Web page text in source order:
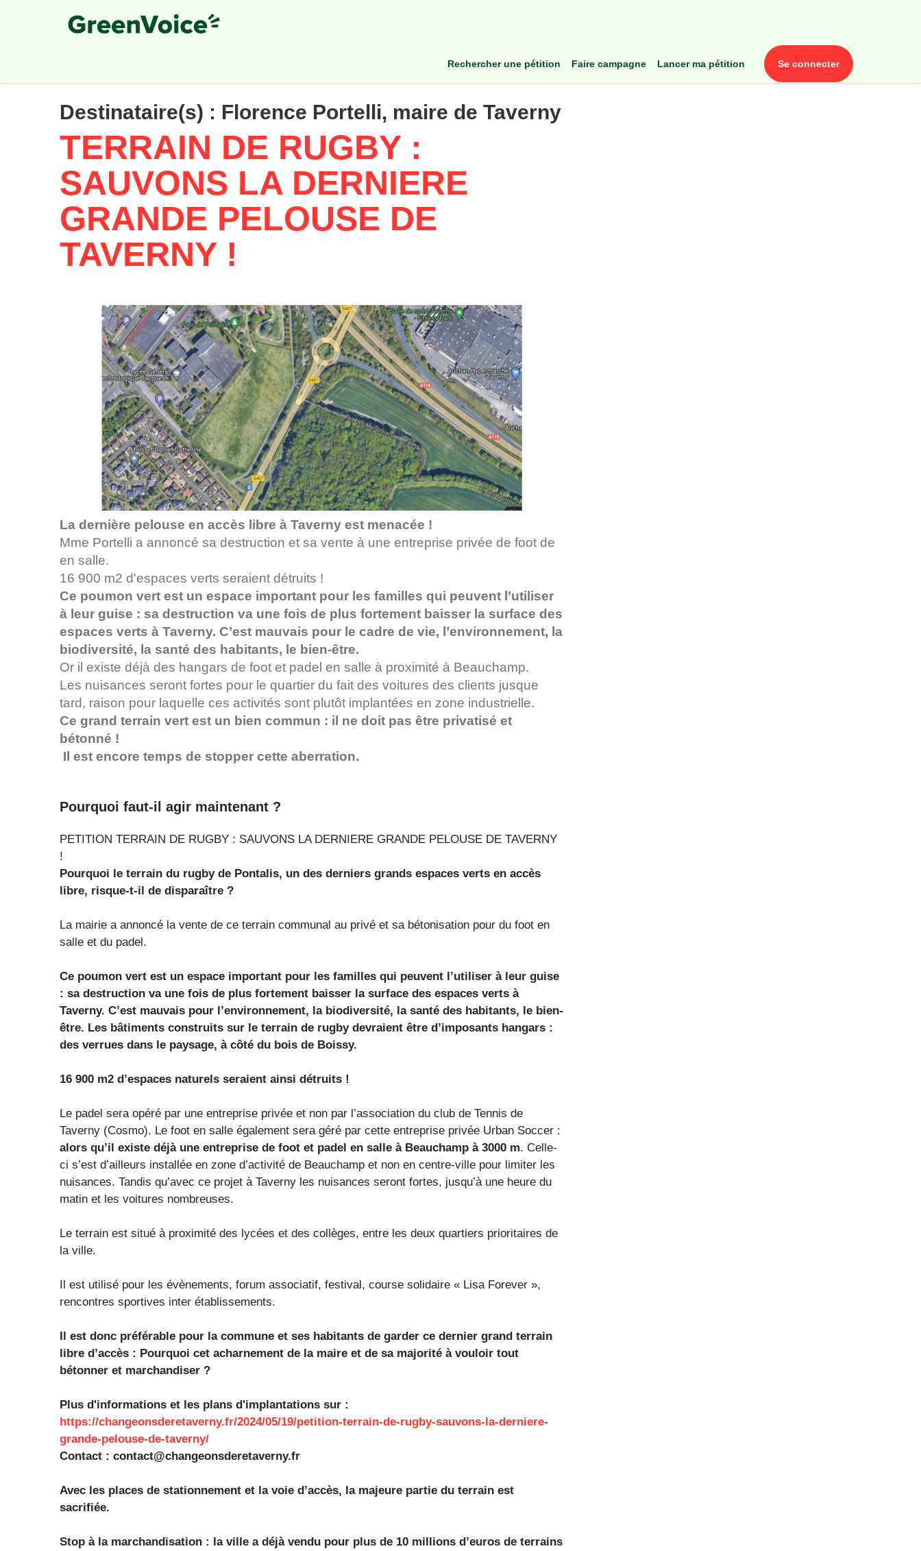
rechercher une pétition faire campagne lancer ma pétition se connecter
Destinataire(s) : Florence Portelli, maire de Taverny
TERRAIN DE RUGBY :
SAUVONS LA DERNIERE
GRANDE PELOUSE DE
TAVERNY !
La dernière pelouse en accès libre à Taverny est menacée !
Mme Portelli a annoncé sa destruction et sa vente à une entreprise privée de foot de
en salle.
16 900 m2 d'espaces verts seraient détruits !
Ce poumon vert est un espace important pour les familles qui peuvent l’utiliser
à leur guise : sa destruction va une fois de plus fortement baisser la surface des
espaces verts à Taverny. C’est mauvais pour le cadre de vie, l’environnement, la
biodiversité, la santé des habitants, le bien-être.
Or il existe déjà des hangars de foot et padel en salle à proximité à Beauchamp.
Les nuisances seront fortes pour le quartier du fait des voitures des clients jusque
tard, raison pour laquelle ces activités sont plutôt implantées en zone industrielle.
Ce grand terrain vert est un bien commun : il ne doit pas être privatisé et
bétonné !
Il est encore temps de stopper cette aberration.
Pourquoi faut-il agir maintenant ?
PETITION TERRAIN DE RUGBY : SAUVONS LA DERNIERE GRANDE PELOUSE DE TAVERNY
!
Pourquoi le terrain du rugby de Pontalis, un des derniers grands espaces verts en accès
libre, risque-t-il de disparaître ?
La mairie a annoncé la vente de ce terrain communal au privé et sa bétonisation pour du foot en
salle et du padel.
Ce poumon vert est un espace important pour les familles qui peuvent l’utiliser à leur guise
: sa destruction va une fois de plus fortement baisser la surface des espaces verts à
Taverny. C’est mauvais pour l’environnement, la biodiversité, la santé des habitants, le bien-
être. Les bâtiments construits sur le terrain de rugby devraient être d’imposants hangars :
des verrues dans le paysage, à côté du bois de Boissy.
16 900 m2 d’espaces naturels seraient ainsi détruits !
Le padel sera opéré par une entreprise privée et non par l’association du club de Tennis de
Taverny (Cosmo). Le foot en salle également sera géré par cette entreprise privée Urban Soccer :
alors qu’il existe déjà une entreprise de foot et padel en salle à Beauchamp à 3000 m. Celle-
ci s’est d’ailleurs installée en zone d’activité de Beauchamp et non en centre-ville pour limiter les
nuisances. Tandis qu’avec ce projet à Taverny les nuisances seront fortes, jusqu’à une heure du
matin et les voitures nombreuses.
Le terrain est situé à proximité des lycées et des collèges, entre les deux quartiers prioritaires de
la ville.
Il est utilisé pour les évènements, forum associatif, festival, course solidaire « Lisa Forever »,
rencontres sportives inter établissements.
Il est donc préférable pour la commune et ses habitants de garder ce dernier grand terrain
libre d’accès : Pourquoi cet acharnement de la maire et de sa majorité à vouloir tout
bétonner et marchandiser ?
Plus d'informations et les plans d'implantations sur :
https://changeonsderetaverny.fr/2024/05/19/petition-terrain-de-rugby-sauvons-la-derniere-
grande-pelouse-de-taverny/
Contact : contact@changeonsderetaverny.fr
Avec les places de stationnement et la voie d’accès, la majeure partie du terrain est
sacrifiée.
Stop à la marchandisation : la ville a déjà vendu pour plus de 10 millions d’euros de terrains